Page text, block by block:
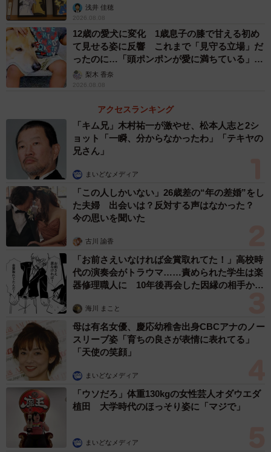
浅井 佳穂
2026.08.08
12歳の愛犬に変化 1歳息子の膝で甘える初め
て見せる姿に反響 これまで「見守る立場」だ
ったのに…「頭ポンポンが愛に満ちている」
「尊…」
梨木 香奈
2026.08.08
アクセスランキング
「キム兄」木村祐一が激やせ、松本人志と2シ
ョット「一瞬、分からなかったわ」「テキヤの
兄さん」
まいどなメディア
「この人しかいない」26歳差の“年の差婚”をし
た夫婦 出会いは？反対する声はなかった？
今の思いを聞いた
古川 諭香
「お前さえいなければ金賞取れてた！」高校時
代の演奏会がトラウマ……責められた学生は楽
器修理職人に 10年後再会した因縁の相手から
海川 まこと
母は有名女優、慶応幼稚舎出身CBCアナのノー
スリーブ姿「育ちの良さが表情に表れてる」
「天使の笑顔」
まいどなメディア
「ウソだろ」体重130kgの女性芸人オダウエダ
植田 大学時代のほっそり姿に「マジで」
まいどなメディア